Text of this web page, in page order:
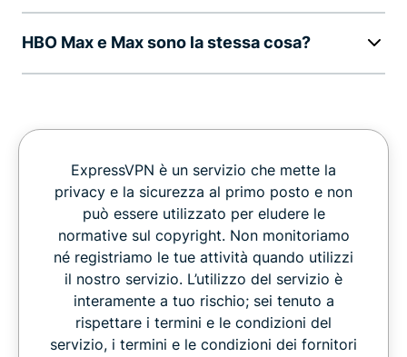
HBO Max e Max sono la stessa cosa?
ExpressVPN è un servizio che mette la
privacy e la sicurezza al primo posto e non
può essere utilizzato per eludere le
normative sul copyright. Non monitoriamo
né registriamo le tue attività quando utilizzi
il nostro servizio. L’utilizzo del servizio è
interamente a tuo rischio; sei tenuto a
rispettare i termini e le condizioni del
servizio, i termini e le condizioni dei fornitori